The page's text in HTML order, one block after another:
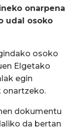
onarpena
udal osoko
osoko
Elgetako
egin
onartzeko.
dokumentu
da bertan